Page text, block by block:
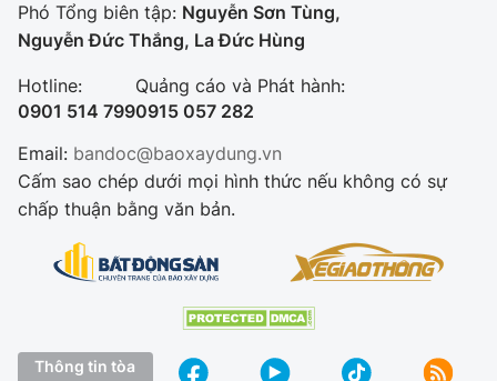
Phó Tổng biên tập: Nguyễn Sơn Tùng,
Nguyễn Đức Thắng, La Đức Hùng
Hotline:
0901 514 799
Quảng cáo và Phát hành:
0915 057 282
Email: bandoc@baoxaydung.vn
Cấm sao chép dưới mọi hình thức nếu không có sự
chấp thuận bằng văn bản.
Thông tin tòa